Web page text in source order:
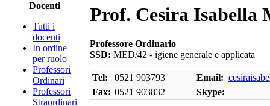
Docenti
Tutti i
docenti
In ordine
per ruolo
Professori
Ordinari
Professori
Straordinari
Prof. Cesira Isabella
Professore Ordinario
SSD: MED/42 - igiene generale e applicata
Tel: 0521 903793 Email:
Fax: 0521 903832 Skype: